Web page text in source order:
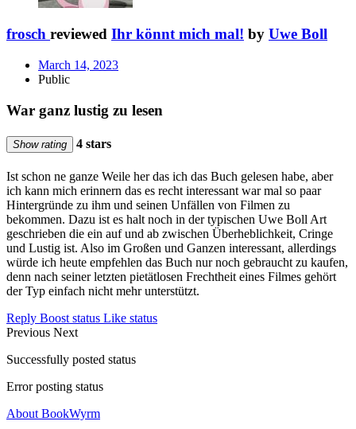
frosch reviewed Ihr könnt mich mal! by Uwe Boll
March 14, 2023
Public
War ganz lustig zu lesen
Show rating 4 stars
Ist schon ne ganze Weile her das ich das Buch gelesen habe, aber
ich kann mich erinnern das es recht interessant war mal so paar
Hintergründe zu ihm und seinen Unfällen von Filmen zu
bekommen. Dazu ist es halt noch in der typischen Uwe Boll Art
geschrieben die ein auf und ab zwischen Überheblichkeit, Cringe
und Lustig ist. Also im Großen und Ganzen interessant, allerdings
würde ich heute empfehlen das Buch nur noch gebraucht zu kaufen,
denn nach seiner letzten pietätlosen Frechtheit eines Filmes gehört
der Typ einfach nicht mehr unterstützt.
Reply Boost status Like status
Previous Next
Successfully posted status
Error posting status
About BookWyrm